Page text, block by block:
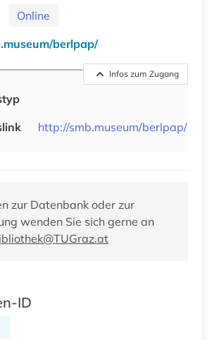
Online
berlpap/
Infos zum Zugang
http://smb.museum/berlpap/
zur Datenbank oder zur
wenden Sie sich gerne an
ID